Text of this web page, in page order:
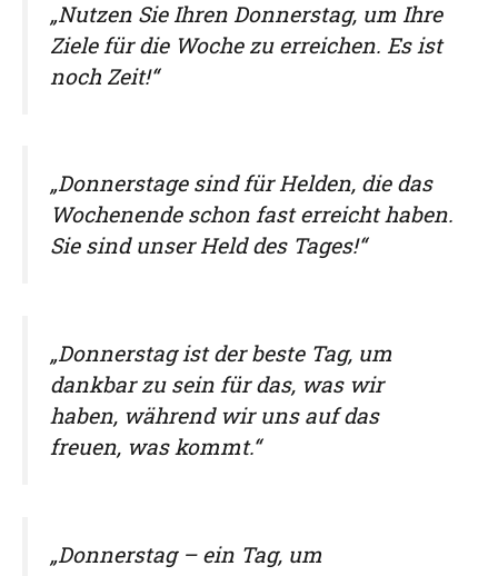
„Nutzen Sie Ihren Donnerstag, um Ihre
Ziele für die Woche zu erreichen. Es ist
noch Zeit!“
„Donnerstage sind für Helden, die das
Wochenende schon fast erreicht haben.
Sie sind unser Held des Tages!“
„Donnerstag ist der beste Tag, um
dankbar zu sein für das, was wir
haben, während wir uns auf das
freuen, was kommt.“
„Donnerstag – ein Tag, um